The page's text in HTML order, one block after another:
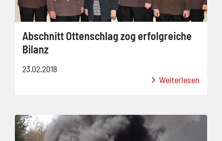
Abschnitt Ottenschlag zog erfolgreiche
Bilanz
23.02.2018
Weiterlesen